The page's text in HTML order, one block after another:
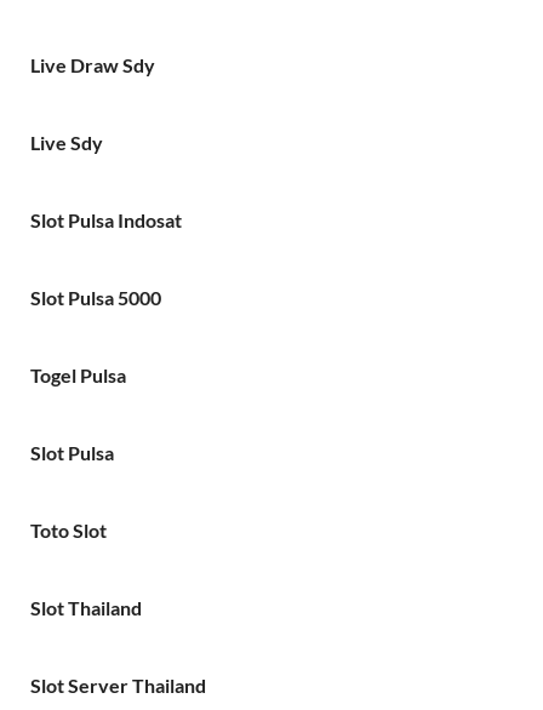
Live Draw Sdy
Live Sdy
Slot Pulsa Indosat
Slot Pulsa 5000
Togel Pulsa
Slot Pulsa
Toto Slot
Slot Thailand
Slot Server Thailand